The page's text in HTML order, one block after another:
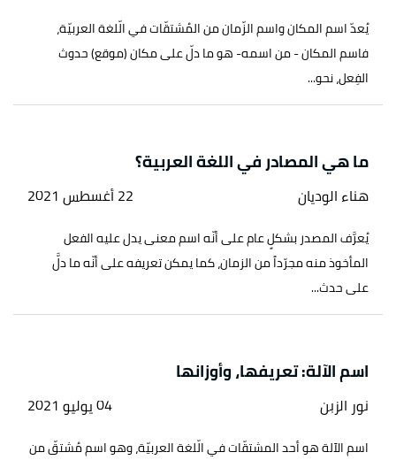
يُعدّ اسم المكان واسم الزّمان من المُشتقّات في الّلغة العربيّة،
فاسم المكان - من اسمه- هو ما دلّ على مكان (موقع) حدوث
الفِعل، نحو...
ما هي المصادر في اللغة العربية؟
هناء الوديان 22 أغسطس 2021
يُعرَّف المصدر بشكلٍ عام على أنّه اسم معنى يدل عليه الفعل
المأخوذ منه مجرّداً من الزمان، كما يمكن تعريفه على أنّه ما دلَّ
على حدث...
اسم الآلة: تعريفها، وأوزانها
نور الزبن 04 يوليو 2021
اسم الآلة هو أحد المشتقّات في الّلغة العربيّة، وهو اسم مُشتقّ من